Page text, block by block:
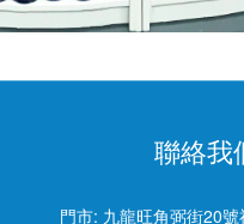
聯絡我
門市: 九龍旺角弼街20